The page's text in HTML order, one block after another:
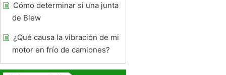
Cómo determinar si una junta
de Blew
¿Qué causa la vibración de mi
motor en frío de camiones?